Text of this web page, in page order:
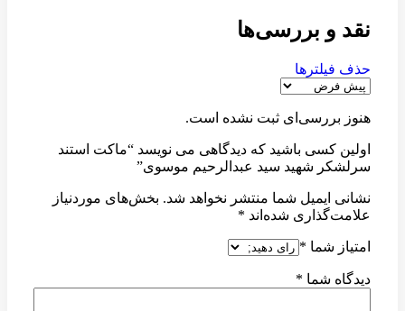
نقد و بررسی‌ها
حذف فیلترها
هنوز بررسی‌ای ثبت نشده است.
اولین کسی باشید که دیدگاهی می نویسد “ماکت استند
سرلشکر شهید سید عبدالرحیم موسوی”
نشانی ایمیل شما منتشر نخواهد شد. بخش‌های موردنیاز
علامت‌گذاری شده‌اند *
امتیاز شما *
دیدگاه شما *